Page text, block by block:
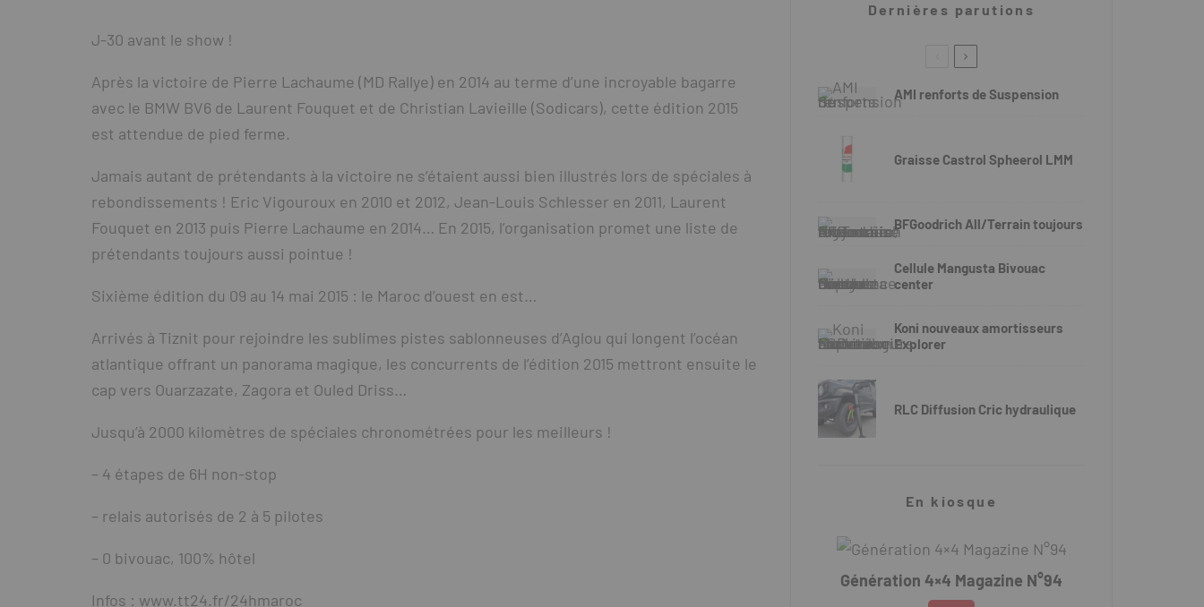
J-30 avant le show !
Après la victoire de Pierre Lachaume (MD Rallye) en 2014 au terme d’une incroyable bagarre
avec le BMW BV6 de Laurent Fouquet et de Christian Lavieille (Sodicars), cette édition 2015
est attendue de pied ferme.
Jamais autant de prétendants à la victoire ne s’étaient aussi bien illustrés lors de spéciales à
rebondissements ! Eric Vigouroux en 2010 et 2012, Jean-Louis Schlesser en 2011, Laurent
Fouquet en 2013 puis Pierre Lachaume en 2014… En 2015, l’organisation promet une liste de
prétendants toujours aussi pointue !
Sixième édition du 09 au 14 mai 2015 : le Maroc d’ouest en est…
Arrivés à Tiznit pour rejoindre les sublimes pistes sablonneuses d’Aglou qui longent l’océan
atlantique offrant un panorama magique, les concurrents de l’édition 2015 mettront ensuite le
cap vers Ouarzazate, Zagora et Ouled Driss…
Jusqu’à 2000 kilomètres de spéciales chronométrées pour les meilleurs !
– 4 étapes de 6H non-stop
– relais autorisés de 2 à 5 pilotes
– 0 bivouac, 100% hôtel
Infos : www.tt24.fr/24hmaroc
Dernières parutions
AMI renforts de Suspension
Graisse Castrol Spheerol LMM
BFGoodrich All/Terrain toujours
Cellule Mangusta Bivouac
center
Koni nouveaux amortisseurs
Explorer
RLC Diffusion Cric hydraulique
En kiosque
Génération 4×4 Magazine N°94